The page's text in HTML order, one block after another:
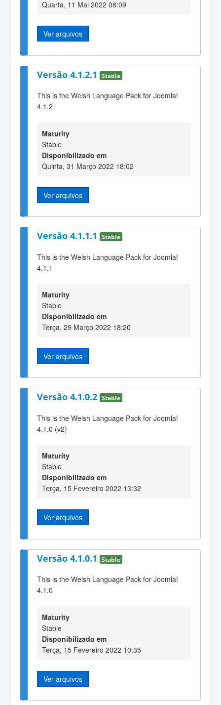
Quarta, 11 Mai 2022 08:09
Ver arquivos
Versão 4.1.2.1 Stable
This is the Welsh Language Pack for Joomla!
4.1.2
Maturity
Stable
Disponibilizado em
Quinta, 31 Março 2022 18:02
Ver arquivos
Versão 4.1.1.1 Stable
This is the Welsh Language Pack for Joomla!
4.1.1
Maturity
Stable
Disponibilizado em
Terça, 29 Março 2022 18:20
Ver arquivos
Versão 4.1.0.2 Stable
This is the Welsh Language Pack for Joomla!
4.1.0 (v2)
Maturity
Stable
Disponibilizado em
Terça, 15 Fevereiro 2022 13:32
Ver arquivos
Versão 4.1.0.1 Stable
This is the Welsh Language Pack for Joomla!
4.1.0
Maturity
Stable
Disponibilizado em
Terça, 15 Fevereiro 2022 10:35
Ver arquivos